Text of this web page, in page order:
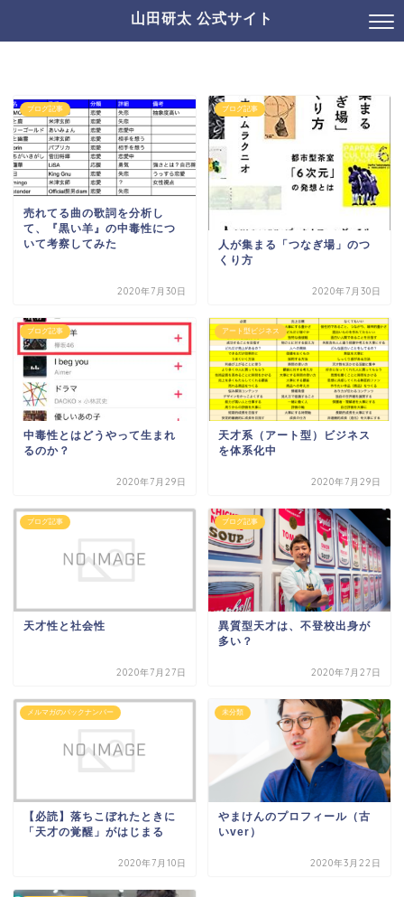
山田研太 公式サイト
ブログ記事
売れてる曲の歌詞を分析し
て、『黒い羊』の中毒性につ
いて考察してみた
2020年7月30日
ブログ記事
人が集まる「つなぎ場」のつ
くり方
2020年7月30日
ブログ記事
中毒性とはどうやって生まれ
るのか？
2020年7月29日
アート型ビジネス
天才系（アート型）ビジネス
を体系化中
2020年7月29日
ブログ記事
天才性と社会性
2020年7月27日
ブログ記事
異質型天才は、不登校出身が
多い？
2020年7月27日
メルマガのバックナンバー
【必読】落ちこぼれたときに
「天才の覚醒」がはじまる
2020年7月10日
未分類
やまけんのプロフィール（古
いver）
2020年3月22日